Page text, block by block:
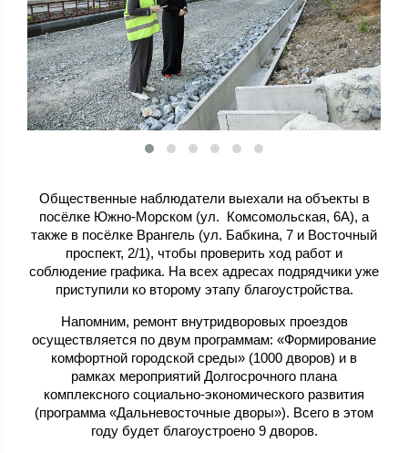
Общественные наблюдатели выехали на объекты в
посёлке Южно-Морском (ул. Комсомольская, 6А), а
также в посёлке Врангель (ул. Бабкина, 7 и Восточный
проспект, 2/1), чтобы проверить ход работ и
соблюдение графика. На всех адресах подрядчики уже
приступили ко второму этапу благоустройства.
Напомним, ремонт внутридворовых проездов
осуществляется по двум программам: «Формирование
комфортной городской среды» (1000 дворов) и в
рамках мероприятий Долгосрочного плана
комплексного социально-экономического развития
(программа «Дальневосточные дворы»). Всего в этом
году будет благоустроено 9 дворов.